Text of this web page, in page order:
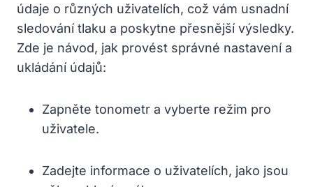
údaje o různých uživatelích, což vám usnadní
sledování tlaku a poskytne přesnější výsledky.
Zde je návod, jak provést správné nastavení a
ukládání údajů:
Zapněte tonometr a vyberte režim pro
uživatele.
Zadejte informace o uživatelích, jako jsou